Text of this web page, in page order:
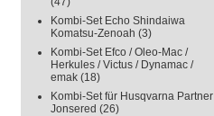
Kombi-Set Echo Shindaiwa
Komatsu-Zenoah (3)
Kombi-Set Efco / Oleo-Mac /
Herkules / Victus / Dynamac /
emak (18)
Kombi-Set für Husqvarna Partner
Jonsered (26)